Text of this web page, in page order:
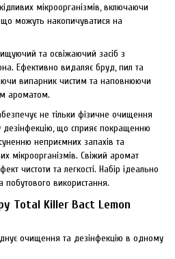
мікроорганізмів, включаючи
що можуть накопичуватися на
та освіжаючий засіб з
Ефективно видаляє бруд, пил та
випарник чистим та наповнюючи
ароматом.
не тільки фізичне очищення
дезінфекцію, що сприяє покращенню
неприємних запахів та
мікроорганізмів. Свіжий аромат
чистоти та легкості. Набір ідеально
побутового використання.
Total Killer Bact Lemon
очищення та дезінфекцію в одному